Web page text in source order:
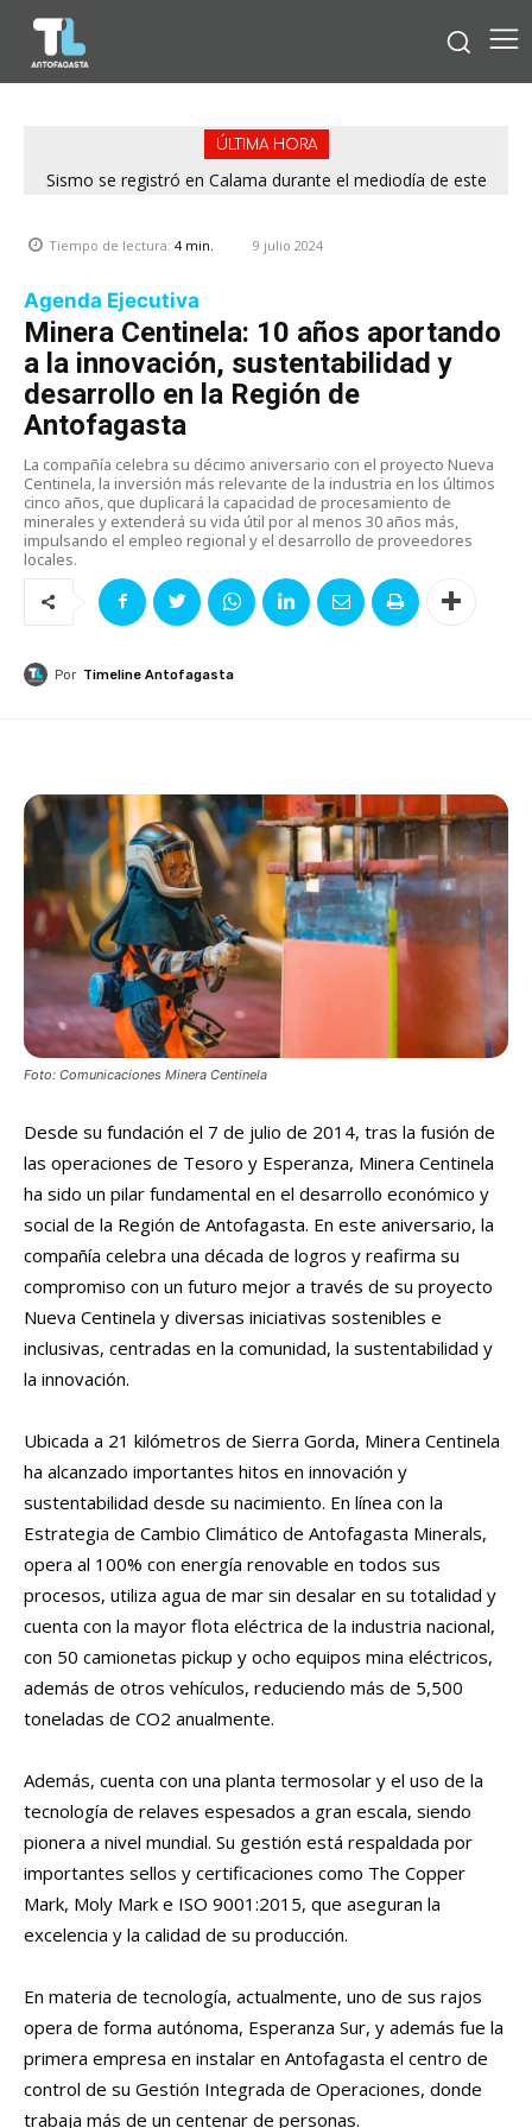
ÚLTIMA HORA
Sismo se registró en Calama durante el mediodía de este
Tiempo de lectura: 4min. 9 julio 2024
Agenda Ejecutiva
Minera Centinela: 10 años aportando
a la innovación, sustentabilidad y
desarrollo en la Región de
Antofagasta
La compañía celebra su décimo aniversario con el proyecto Nueva
Centinela, la inversión más relevante de la industria en los últimos
cinco años, que duplicará la capacidad de procesamiento de
minerales y extenderá su vida útil por al menos 30 años más,
impulsando el empleo regional y el desarrollo de proveedores
locales.
Por Timeline Antofagasta
Foto: Comunicaciones Minera Centinela
Desde su fundación el 7 de julio de 2014, tras la fusión de
las operaciones de Tesoro y Esperanza, Minera Centinela
ha sido un pilar fundamental en el desarrollo económico y
social de la Región de Antofagasta. En este aniversario, la
compañía celebra una década de logros y reafirma su
compromiso con un futuro mejor a través de su proyecto
Nueva Centinela y diversas iniciativas sostenibles e
inclusivas, centradas en la comunidad, la sustentabilidad y
la innovación.
Ubicada a 21 kilómetros de Sierra Gorda, Minera Centinela
ha alcanzado importantes hitos en innovación y
sustentabilidad desde su nacimiento. En línea con la
Estrategia de Cambio Climático de Antofagasta Minerals,
opera al 100% con energía renovable en todos sus
procesos, utiliza agua de mar sin desalar en su totalidad y
cuenta con la mayor flota eléctrica de la industria nacional,
con 50 camionetas pickup y ocho equipos mina eléctricos,
además de otros vehículos, reduciendo más de 5,500
toneladas de CO2 anualmente.
Además, cuenta con una planta termosolar y el uso de la
tecnología de relaves espesados a gran escala, siendo
pionera a nivel mundial. Su gestión está respaldada por
importantes sellos y certificaciones como The Copper
Mark, Moly Mark e ISO 9001:2015, que aseguran la
excelencia y la calidad de su producción.
En materia de tecnología, actualmente, uno de sus rajos
opera de forma autónoma, Esperanza Sur, y además fue la
primera empresa en instalar en Antofagasta el centro de
control de su Gestión Integrada de Operaciones, donde
trabaja más de un centenar de personas.